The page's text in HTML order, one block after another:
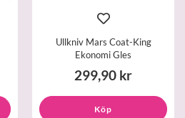
Ullkniv Mars Coat-King
Ekonomi Gles
299,90 kr
Köp